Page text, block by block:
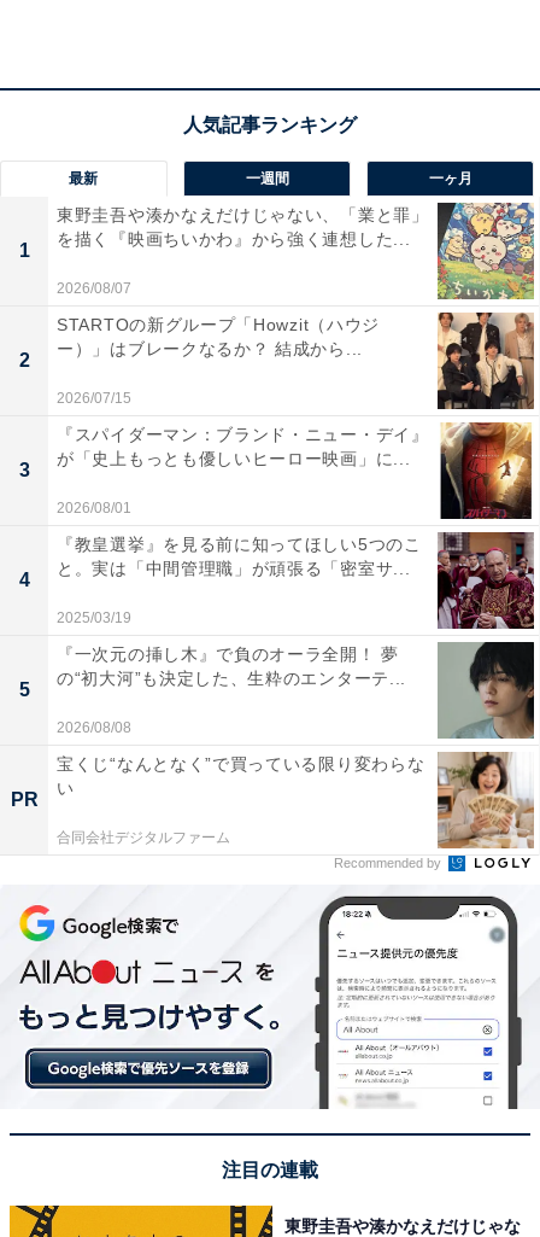
つけようとします。しかし食用油には火はつかず。じた
ばたするだけで何もうまくいかないことを「ツイてな
い」と嘆く智代の言葉がトラコの逆鱗に触れます。「私
には嫌いな言葉が4つある。けどまた増えた」と激高し
たトラコは、何かのせいにばかりしていないで自分の力
で人生を切り開けと叱咤を浴びせます。
智代はトラコの厳しい添削をうけながら、高志への遺書
を書き手術へ。手紙を読んだ高志は、「親が死んだらど
うする？」というトラコから出されていた問いに、「ず
っと母さんといたい」と回答。無事手術を終えた智代も
また、地道に自分の力で高志との人生を生きていく覚悟
画像出典：日本テレビ『家庭教師のトラコ』 公式サイト
最新 一週間 一ヶ月
1
東野圭吾や湊かなえだけじゃない、「業と罪」
を描く『映画ちいかわ』から強く連想した...
2026/08/07
2
STARTOの新グループ「Howzit（ハウジ
ー）」はブレークなるか？ 結成から...
2026/07/15
3
『スパイダーマン：ブランド・ニュー・デイ』
が「史上もっとも優しいヒーロー映画」に...
2026/08/01
4
『教皇選挙』を見る前に知ってほしい5つのこ
と。実は「中間管理職」が頑張る「密室サ...
2025/03/19
5
『一次元の挿し木』で負のオーラ全開！ 夢
の“初大河”も決定した、生粋のエンターテ...
2026/08/08
PR
宝くじ“なんとなく”で買っている限り変わらな
い
合同会社デジタルファーム
Recommended by
注目の連載
東野圭吾や湊かなえだけじゃな